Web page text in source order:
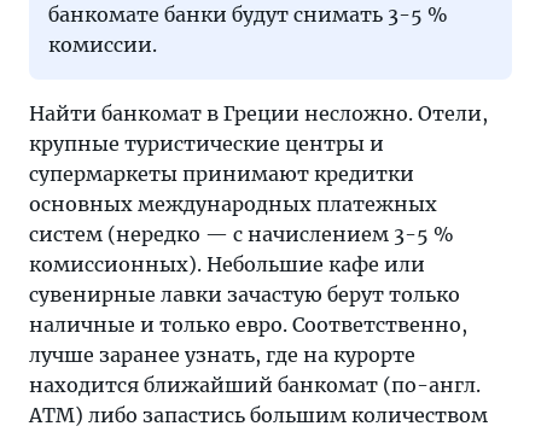
банкомате банки будут снимать 3-5 %
комиссии.
Найти банкомат в Греции несложно. Отели,
крупные туристические центры и
супермаркеты принимают кредитки
основных международных платежных
систем (нередко — с начислением 3-5 %
комиссионных). Небольшие кафе или
сувенирные лавки зачастую берут только
наличные и только евро. Соответственно,
лучше заранее узнать, где на курорте
находится ближайший банкомат (по-англ.
ATM) либо запастись большим количеством